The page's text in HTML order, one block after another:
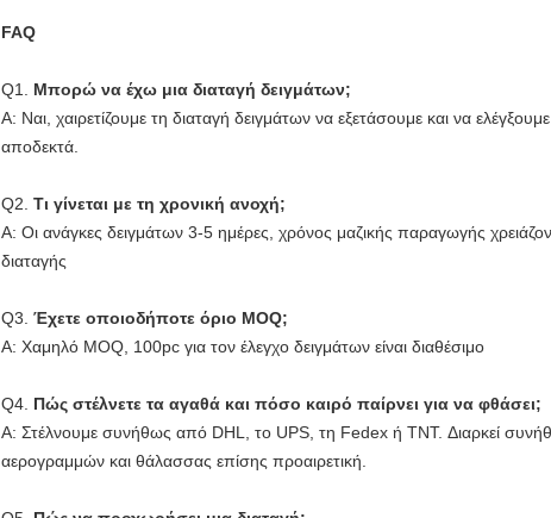
FAQ
Q1. Μπορώ να έχω μια διαταγή δειγμάτων;
Α: Ναι, χαιρετίζουμε τη διαταγή δειγμάτων να εξετάσουμε και να
αποδεκτά.
Q2. Τι γίνεται με τη χρονική ανοχή;
Α: Οι ανάγκες δειγμάτων 3-5 ημέρες, χρόνος μαζικής παραγωγής
διαταγής
Q3. Έχετε οποιοδήποτε όριο MOQ;
Α: Χαμηλό MOQ, 100pc για τον έλεγχο δειγμάτων είναι διαθέσιμο
Q4. Πώς στέλνετε τα αγαθά και πόσο καιρό παίρνει για να φθάσει;
Α: Στέλνουμε συνήθως από DHL, το UPS, τη Fedex ή TNT. Διαρκεί
αερογραμμών και θάλασσας επίσης προαιρετική.